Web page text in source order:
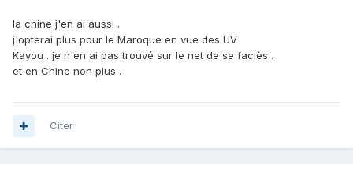
la chine j'en ai aussi .
j'opterai plus pour le Maroque en vue des UV
Kayou . je n'en ai pas trouvé sur le net de se faciès .
et en Chine non plus .
Citer